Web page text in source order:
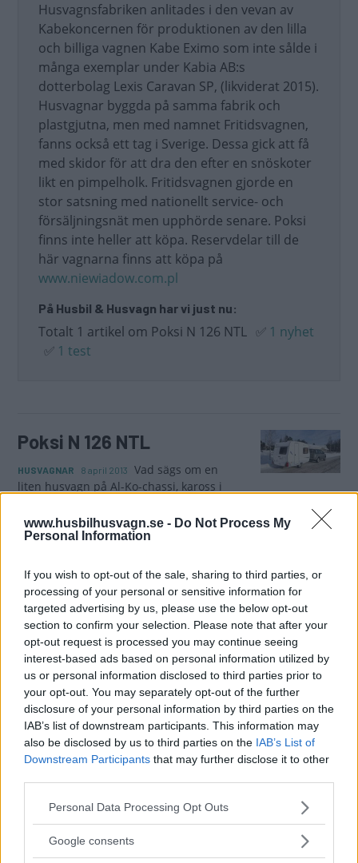
www.husbilhusvagn.se - Do Not Process My
Personal Information
If you wish to opt-out of the sale, sharing to third parties, or
processing of your personal or sensitive information for
targeted advertising by us, please use the below opt-out
section to confirm your selection. Please note that after your
opt-out request is processed you may continue seeing
interest-based ads based on personal information utilized by
us or personal information disclosed to third parties prior to
your opt-out. You may separately opt-out of the further
disclosure of your personal information by third parties on the
IAB’s list of downstream participants. This information may
also be disclosed by us to third parties on the IAB’s List of
Downstream Participants that may further disclose it to other
Please note that this website/app uses one or more Google
not limited to your visit or usage behaviour. You may click to
Personal Data Processing Opt Outs
Google consents
Husvagnsfabriken anlitades i den vevan av
Kabekoncernen för produktionen av den lilla
och billiga vagnen Kabe Eximo som inte sålde i
många exemplar under Kabia AB:s
dotterbolag Lexis Caravan SP, (likviderat 2015).
Husvagnar byggda på samma fabrik och
plastgjutna, men med namnet Fritidsvagnen,
fanns också ett tag i Sverige. Dessa gick att få
med skidor för att dra den efter en snöskoter
likt en pimpelholk. Fritidsvagnen gjorde en
stor satsning med nationellt service- och
försäljningsnät men upphörde senare. Poksi
finns inte heller att köpa. Reservdelar till de
här vagnarna finns att köpa på
www.niewiadow.com.pl
På Husbil & Husvagn har vi just nu:
Totalt 1 artikel om Poksi N 126 NTL ✅ 1 nyhet
✅ 1 test
Poksi N 126 NTL
HUSVAGNAR 8 april 2013
Vad sägs om en
liten husvagn på Al-Ko-chassi, kaross i
den säljer bra.
Tester: De senaste vi kört